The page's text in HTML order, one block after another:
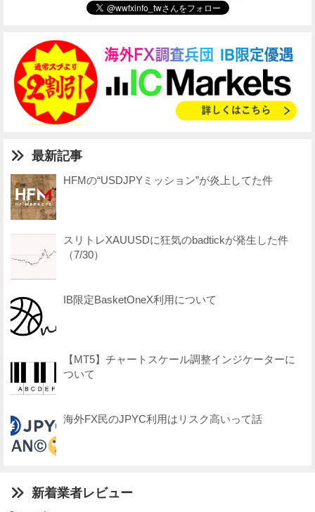
最新記事
HFMの“USDJPYミッション”が炎上してた件
スリトレXAUUSDに狂気のbadtickが発生した件
（7/30）
IB限定BasketOneX利用について
【MT5】チャートスケール調整インジケーターに
ついて
海外FX民のJPYC利用はリスク高いって話
新着業者レビュー